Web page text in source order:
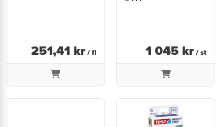
251,41 kr / fl 1 045 kr / st